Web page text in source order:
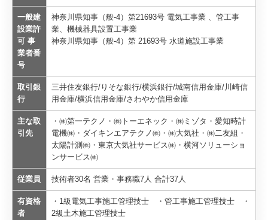
一般建
設業許
可 事
業者番
号
神奈川県知事（般-4）第21693号 電気工事業 、管工事
業、機械器具設置工事業
神奈川県知事（般-4）第 21693号 水道施設工事業
取引銀
行
三井住友銀行/りそな銀行/横浜銀行/城南信用金庫/川崎信
用金庫/横浜信用金庫/さわやか信用金庫
主な取
引先
・㈱第一テクノ・㈱トーエネック・㈱ミゾタ・愛知時計
電機㈱・ダイキンエアテクノ㈱・㈱大気社・㈱二友組・
太陽計測㈱・東京大気社サービス㈱・横河ソリューショ
ンサービス㈱
従業員 技術者30名 営業・事務職7人 合計37人
有資格
者
・1級電気工事施工管理技士 ・管工事施工管理技士 ・
2級土木施工管理技士